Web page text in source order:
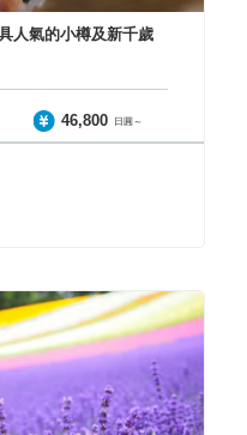
人氣的小樽及新千歲
46,800 日圓～